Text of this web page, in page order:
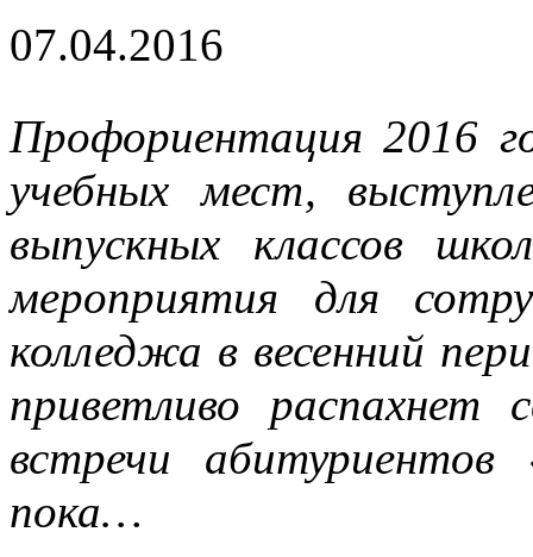
07.04.2016
Профориентация 2016
учебных мест,
выпускных классов
мероприятия для
колледжа в весенний
приветливо распахнет
встречи
пока…